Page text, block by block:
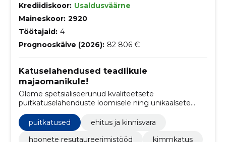
Krediidiskoor: Usaldusväärne
Maineskoor: 2920
Töötajaid: 4
Prognooskäive (2026): 82 806 €
Katuselahendused teadlikule
majaomanikule!
Oleme spetsialiseerunud kvaliteetsete
puitkatuselahenduste loomisele ning unikaalsete
puitkatused
ehitus ja kinnisvara
hoonete resutaureerimistööd
kimmkatus